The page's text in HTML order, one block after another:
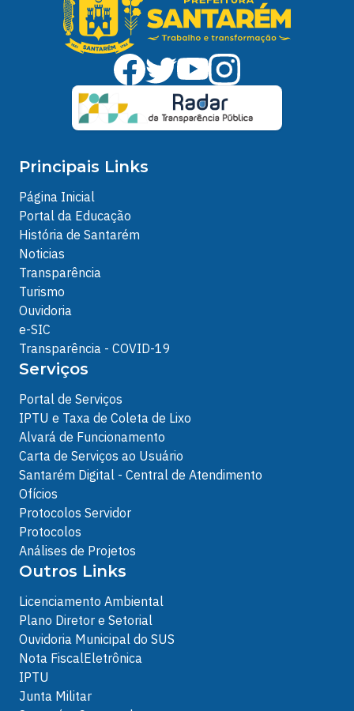
Principais Links
Página Inicial
Portal da Educação
História de Santarém
Noticias
Transparência
Turismo
Ouvidoria
e-SIC
Transparência - COVID-19
Serviços
Portal de Serviços
IPTU e Taxa de Coleta de Lixo
Alvará de Funcionamento
Carta de Serviços ao Usuário
Santarém Digital - Central de Atendimento
Ofícios
Protocolos Servidor
Protocolos
Análises de Projetos
Outros Links
Licenciamento Ambiental
Plano Diretor e Setorial
Ouvidoria Municipal do SUS
Nota FiscalEletrônica
IPTU
Junta Militar